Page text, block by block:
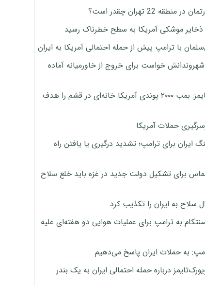
منطقه 22 تهران چقدر است؟
موشکی آمریکا به سطح خطرناک رسید
با ترامپ پیش از حمله احتمالی آمریکا به ایران
شهروندانش خواست برای خروج از خاورمیانه آماده
نیویورک‌تایمز: بمب ۲۰۰۰ پوندی آمریکا خانه‌ای در قشم را هدف
حملات آمریکا
ایران برای ترامپ؛ تشدید درگیری یا یافتن راه
برای تشکیل دولت جدید در غزه باید خلع سلاح
سلاح به ایران را تکذیب کرد
به ترامپ برای عملیات هوایی دو هفته‌ای علیه
به حملات ایران پاسخ می‌دهیم
درباره حمله احتمالی ایران به یک بندر